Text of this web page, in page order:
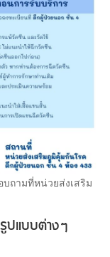
ถามที่หน่วยส่งเสริม
ปแบบต่างๆ